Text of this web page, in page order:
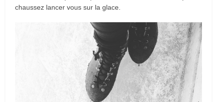
chaussez lancer vous sur la glace.